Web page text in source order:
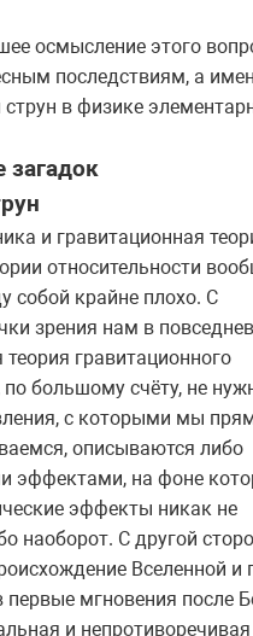
осмысление этого
последствиям, а
струн в физике
загадок
и гравитационная
относительности
собой крайне плохо. С
зрения нам в
гравитационного
большому счёту, не
с которыми мы
описываются либо
эффектами, на фоне
эффекты никак не
наоборот. С другой
Вселенной и
первые мгновения после
и непротиворечивая